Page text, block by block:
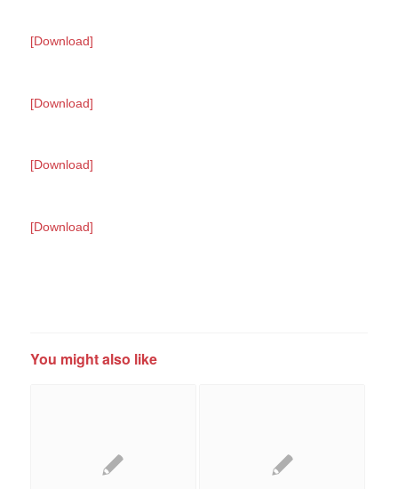
[Download]
[Download]
[Download]
[Download]
You might also like